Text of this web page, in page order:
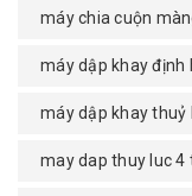
máy chia cuộn
máy dập khay định
máy dập khay thuỷ
may dap thuy luc 4